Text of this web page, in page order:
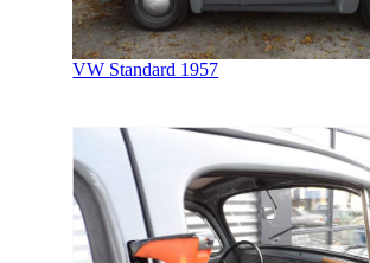
VW Standard 1957